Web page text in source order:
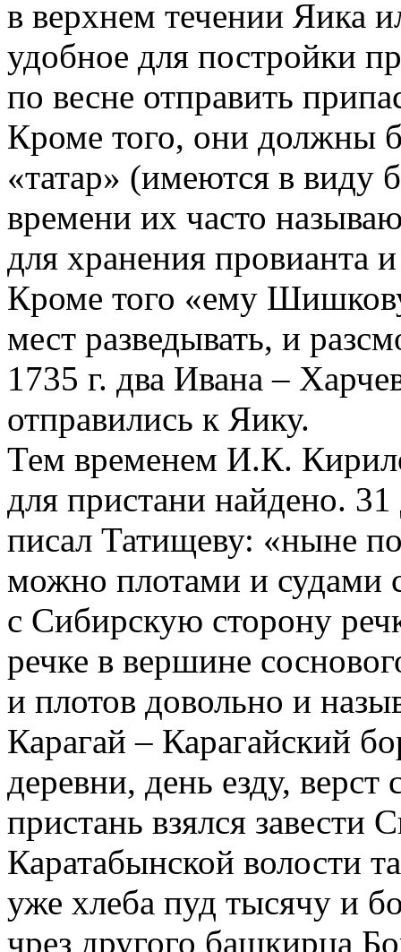
в верхнем течении Яика
удобное для постройки
по весне отправить
Кроме того, они должны
«татар» (имеются в виду
времени их часто
для хранения провианта
Кроме того «ему
мест разведывать, и
1735 г. два Ивана –
отправились к Яику.
Тем временем И.К.
для пристани найдено.
писал Татищеву: «ныне
можно плотами и судами
с Сибирскую сторону
речке в вершине
и плотов довольно и
Карагай – Карагайский
деревни, день езду,
пристань взялся завести
Каратабынской волости
уже хлеба пуд тысячу и
чрез другого башкирца